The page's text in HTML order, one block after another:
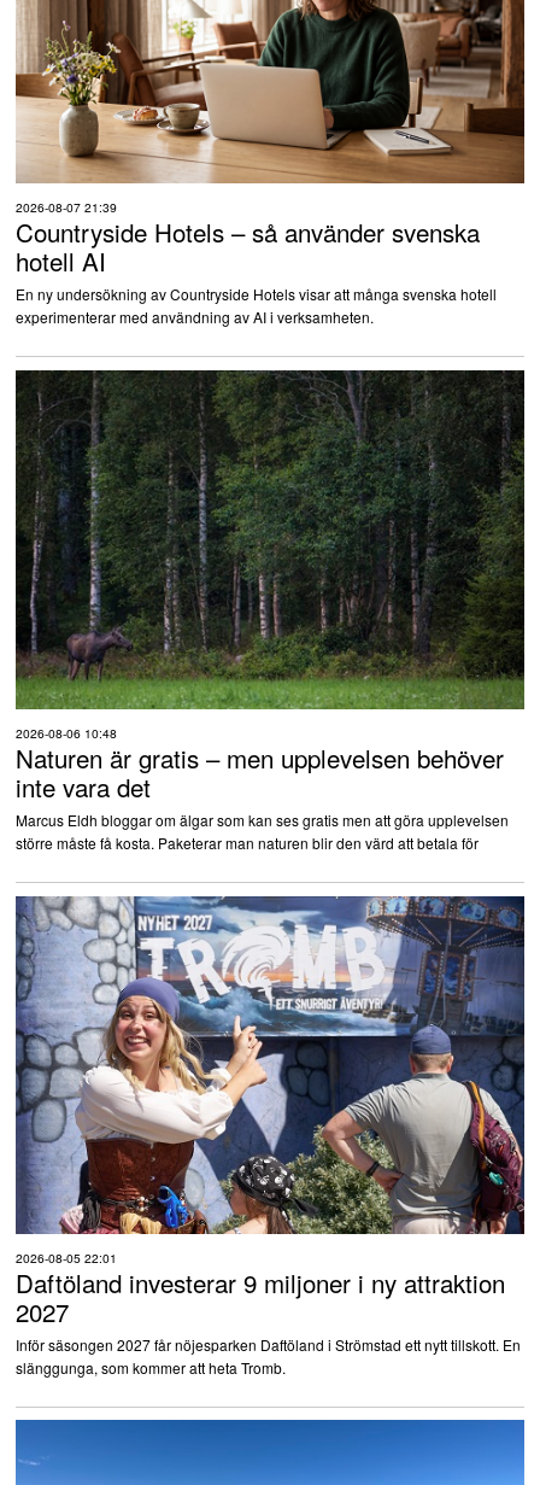
2026-08-07 21:39
Countryside Hotels – så använder svenska
hotell AI
En ny undersökning av Countryside Hotels visar att många svenska hotell
experimenterar med användning av AI i verksamheten.
2026-08-06 10:48
Naturen är gratis – men upplevelsen behöver
inte vara det
Marcus Eldh bloggar om älgar som kan ses gratis men att göra upplevelsen
större måste få kosta. Paketerar man naturen blir den värd att betala för
2026-08-05 22:01
Daftöland investerar 9 miljoner i ny attraktion
2027
Inför säsongen 2027 får nöjesparken Daftöland i Strömstad ett nytt tillskott. En
slänggunga, som kommer att heta Tromb.